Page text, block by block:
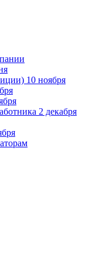
10 ноября
2 декабря